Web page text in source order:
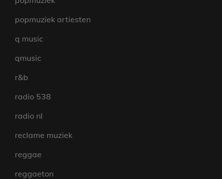
popmuziek artiesten
q music
qmusic
r&b
radio 538
radio nl
reclame muziek
reggae
reggaeton